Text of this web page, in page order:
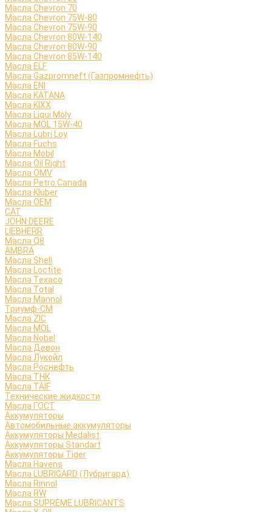
Масла Chevron 70
Масла Chevron 75W-80
Масла Chevron 75W-90
Масла Chevron 80W-140
Масла Chevron 80W-90
Масла Chevron 85W-140
Масла ELF
Масла Gazpromneft (Газпромнефть)
Масла ENI
Масла KATANA
Масла KIXX
Масла Liqui Moly
Масла MOL 15W-40
Масла Lubri Loy
Масла Fuchs
Масла Mobil
Масла Oil Right
Масла OMV
Масла Petro Canada
Масла Kluber
Масла OEM
CAT
JOHN DEERE
LIEBHERR
Масла Q8
AMBRA
Масла Shell
Масла Loctite
Масла Texaco
Масла Total
Масла Mannol
Триумф-СМ
Масла ZIC
Масла MOL
Масла Nobel
Масла Девон
Масла Лукойл
Масла Роснефть
Масла ТНК
Масла TAIF
Технические жидкости
Масла ГОСТ
Аккумуляторы
Автомобильные аккумуляторы
Аккумуляторы Medalist
Аккумуляторы Standart
Аккумуляторы Tiger
Масла Havens
Масла LUBRIGARD (Лубригард)
Масла Rinnol
Масла RW
Масла SUPREME LUBRICANTS